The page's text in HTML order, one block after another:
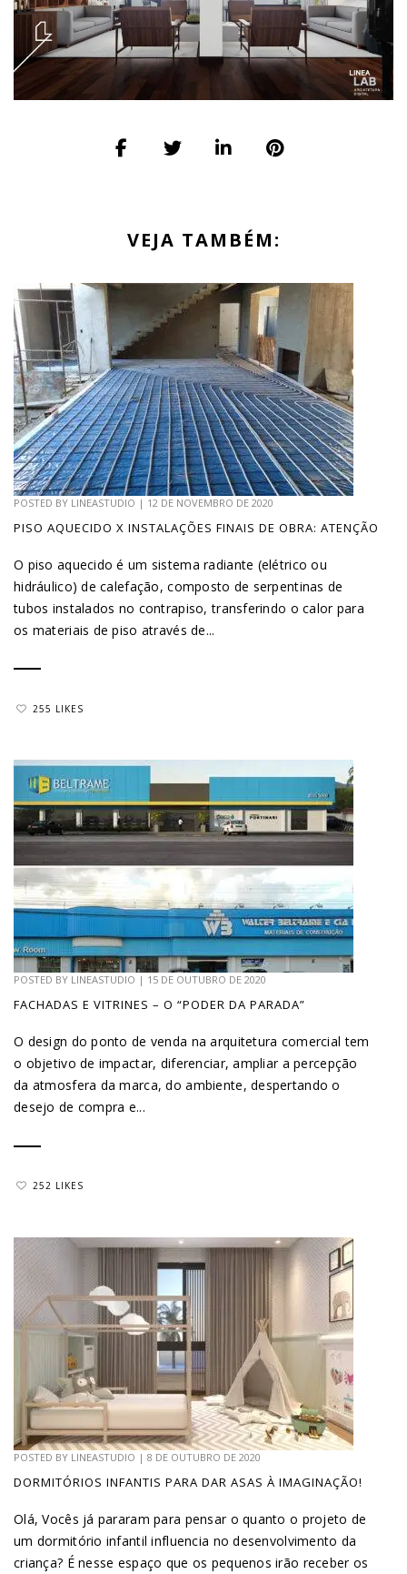
VEJA TAMBÉM:
POSTED BY LINEASTUDIO | 12 DE NOVEMBRO DE 2020
PISO AQUECIDO X INSTALAÇÕES FINAIS DE OBRA: ATENÇÃO
O piso aquecido é um sistema radiante (elétrico ou
hidráulico) de calefação, composto de serpentinas de
tubos instalados no contrapiso, transferindo o calor para
os materiais de piso através de...
255 LIKES
POSTED BY LINEASTUDIO | 15 DE OUTUBRO DE 2020
FACHADAS E VITRINES – O “PODER DA PARADA”
O design do ponto de venda na arquitetura comercial tem
o objetivo de impactar, diferenciar, ampliar a percepção
da atmosfera da marca, do ambiente, despertando o
desejo de compra e...
252 LIKES
POSTED BY LINEASTUDIO | 8 DE OUTUBRO DE 2020
DORMITÓRIOS INFANTIS PARA DAR ASAS À IMAGINAÇÃO!
Olá, Vocês já pararam para pensar o quanto o projeto de
um dormitório infantil influencia no desenvolvimento da
criança? É nesse espaço que os pequenos irão receber os